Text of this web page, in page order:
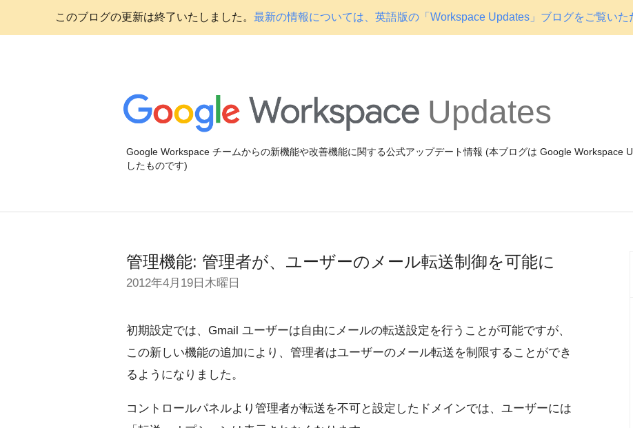
このブログの更新は終了いたしました。 最新の情報については、英語版の「Workspace Updates」ブログをご覧いた
Updates
Google Workspace チームからの新機能や改善機能に関する公式アップデート情報 (本ブログは Google Workspace
したものです)
管理機能: 管理者が、ユーザーのメール転送制御を可能に
2012年4月19日木曜日
初期設定では、Gmail ユーザーは自由にメールの転送設定を行うことが可能ですが、
この新しい機能の追加により、管理者はユーザーのメール転送を制限することができ
るようになりました。
コントロールパネルより管理者が転送を不可と設定したドメインでは、ユーザーには